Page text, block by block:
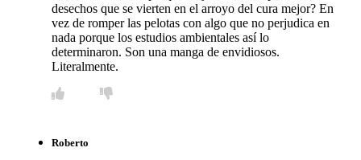
desechos que se vierten en el arroyo del cura mejor? En
vez de romper las pelotas con algo que no perjudica en
nada porque los estudios ambientales así lo
determinaron. Son una manga de envidiosos.
Literalmente.
Roberto